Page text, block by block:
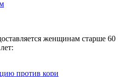
женщинам старше 60